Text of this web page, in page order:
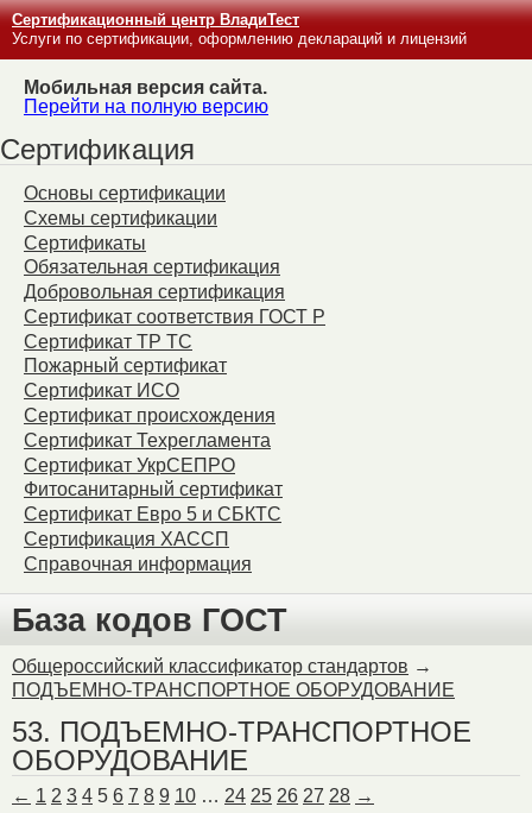
Сертификационный центр ВладиТест
Услуги по сертификации, оформлению деклараций и лицензий
Мобильная версия сайта.
Перейти на полную версию
Сертификация
Основы сертификации
Схемы сертификации
Сертификаты
Обязательная сертификация
Добровольная сертификация
Сертификат соответствия ГОСТ Р
Сертификат ТР ТС
Пожарный сертификат
Сертификат ИСО
Сертификат происхождения
Сертификат Техрегламента
Сертификат УкрСЕПРО
Фитосанитарный сертификат
Сертификат Евро 5 и СБКТС
Сертификация ХАССП
Справочная информация
База кодов ГОСТ
Общероссийский классификатор стандартов →
ПОДЪЕМНО-ТРАНСПОРТНОЕ ОБОРУДОВАНИЕ
53. ПОДЪЕМНО-ТРАНСПОРТНОЕ
ОБОРУДОВАНИЕ
← 1 2 3 4 5 6 7 8 9 10 … 24 25 26 27 28 →